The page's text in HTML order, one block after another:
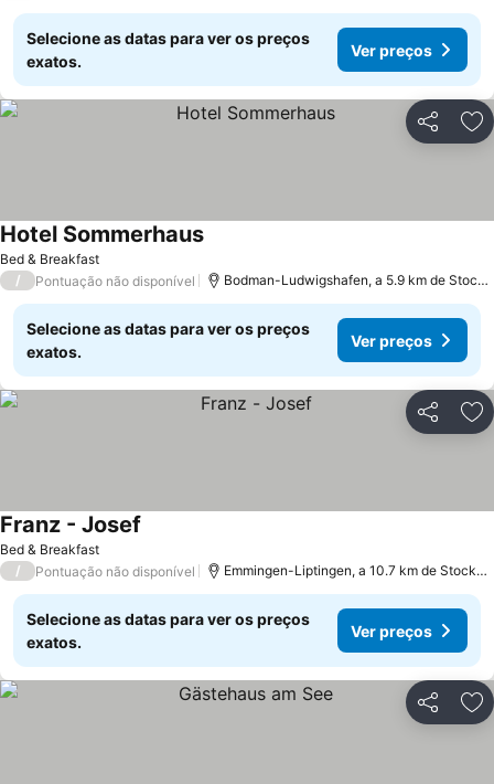
Selecione as datas para ver os preços
exatos.
Ver preços
Partilhar
Bed & Breakfast
Hotel SommerhausVer preços
/ Pontuação não disponível Bodman-Ludwigshafen, a 5.9 km de
Selecione as datas para ver os preços
exatos.
Ver preços
Partilhar
Bed & Breakfast
Franz - Josef
/ Pontuação não disponível Emmingen-Liptingen, a 10.7 km de
Selecione as datas para ver os preços
exatos.
Ver preços
Partilhar